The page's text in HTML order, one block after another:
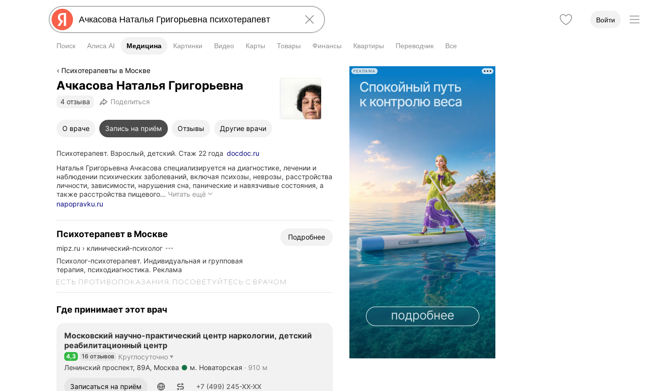
Войти
Поиск Алиса AI Медицина
Медицина Картинки Видео Карты Товары Финансы Квартиры Переводчик Все
Психотерапевты в Москве
Ачкасова Наталья Григорьевна
4 отзыва Поделиться
О враче Запись на приём Отзывы Другие врачи
Психотерапевт. Взрослый, детский. Стаж 22 года docdoc.ru
Наталья Григорьевна Ачкасова специализируется на диагностике, лечении и
наблюдении психических заболеваний, включая психозы, неврозы, расстройства
личности, зависимости, нарушения сна, панические и навязчивые состояния, а
также расстройства пищевого… Читать ещё
специализируется
наблюдении
заболеваний,
зависимости,
нарушения
и
состояния,
napopravku.ru
Психотерапевт в Москве
mipz.ru › клинический-психолог
Психолог-психотерапевт. Индивидуальная и групповая
терапия, психодиагностика. Реклама
Подробнее
Где принимает этот врач
Московский научно-практический центр наркологии, детский
реабилитационный центр
Рейтинг 4,3 из 5
4,3 16 отзывов Круглосуточно
Ленинский проспект, 89А, Москва
м. Новаторская 910 м
Записаться на приём
Номер телефона: +74992450385 +7 (499) 245-XX-XX
РЕКЛАМА